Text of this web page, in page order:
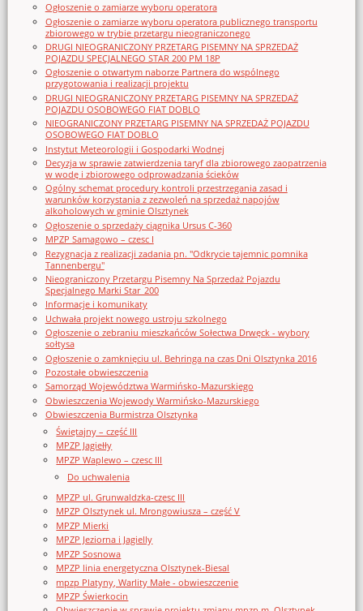
Ogłoszenie o zamiarze wyboru operatora
Ogłoszenie o zamiarze wyboru operatora publicznego transportu
zbiorowego w trybie przetargu nieograniczonego
DRUGI NIEOGRANICZONY PRZETARG PISEMNY NA SPRZEDAŻ
POJAZDU SPECJALNEGO STAR 200 PM 18P
Ogłoszenie o otwartym naborze Partnera do wspólnego
przygotowania i realizacji projektu
DRUGI NIEOGRANICZONY PRZETARG PISEMNY NA SPRZEDAŻ
POJAZDU OSOBOWEGO FIAT DOBLO
NIEOGRANICZONY PRZETARG PISEMNY NA SPRZEDAŻ POJAZDU
OSOBOWEGO FIAT DOBLO
Instytut Meteorologii i Gospodarki Wodnej
Decyzja w sprawie zatwierdzenia taryf dla zbiorowego zaopatrzenia
w wodę i zbiorowego odprowadzania ścieków
Ogólny schemat procedury kontroli przestrzegania zasad i
warunków korzystania z zezwoleń na sprzedaż napojów
alkoholowych w gminie Olsztynek
Ogłoszenie o sprzedaży ciągnika Ursus C-360
MPZP Samagowo – czesc I
Rezygnacja z realizacji zadania pn. "Odkrycie tajemnic pomnika
Tannenbergu"
Nieograniczony Przetargu Pisemny Na Sprzedaż Pojazdu
Specjalnego Marki Star_200
Informacje i komunikaty
Uchwała projekt nowego ustroju szkolnego
Ogłoszenie o zebraniu mieszkańców Sołectwa Drwęck - wybory
sołtysa
Ogłoszenie o zamknięciu ul. Behringa na czas Dni Olsztynka 2016
Pozostałe obwieszczenia
Samorząd Województwa Warmińsko-Mazurskiego
Obwieszczenia Wojewody Warmińsko-Mazurskiego
Obwieszczenia Burmistrza Olsztynka
Świętajny – część III
MPZP Jagiełły
MPZP Waplewo – czesc III
Do uchwalenia
MPZP ul. Grunwaldzka-czesc III
MPZP Olsztynek ul. Mrongowiusza – część V
MPZP Mierki
MPZP Jeziorna i Jagielly
MPZP Sosnowa
MPZP linia energetyczna Olsztynek-Biesal
mpzp Platyny, Warlity Małe - obwieszczenie
MPZP Świerkocin